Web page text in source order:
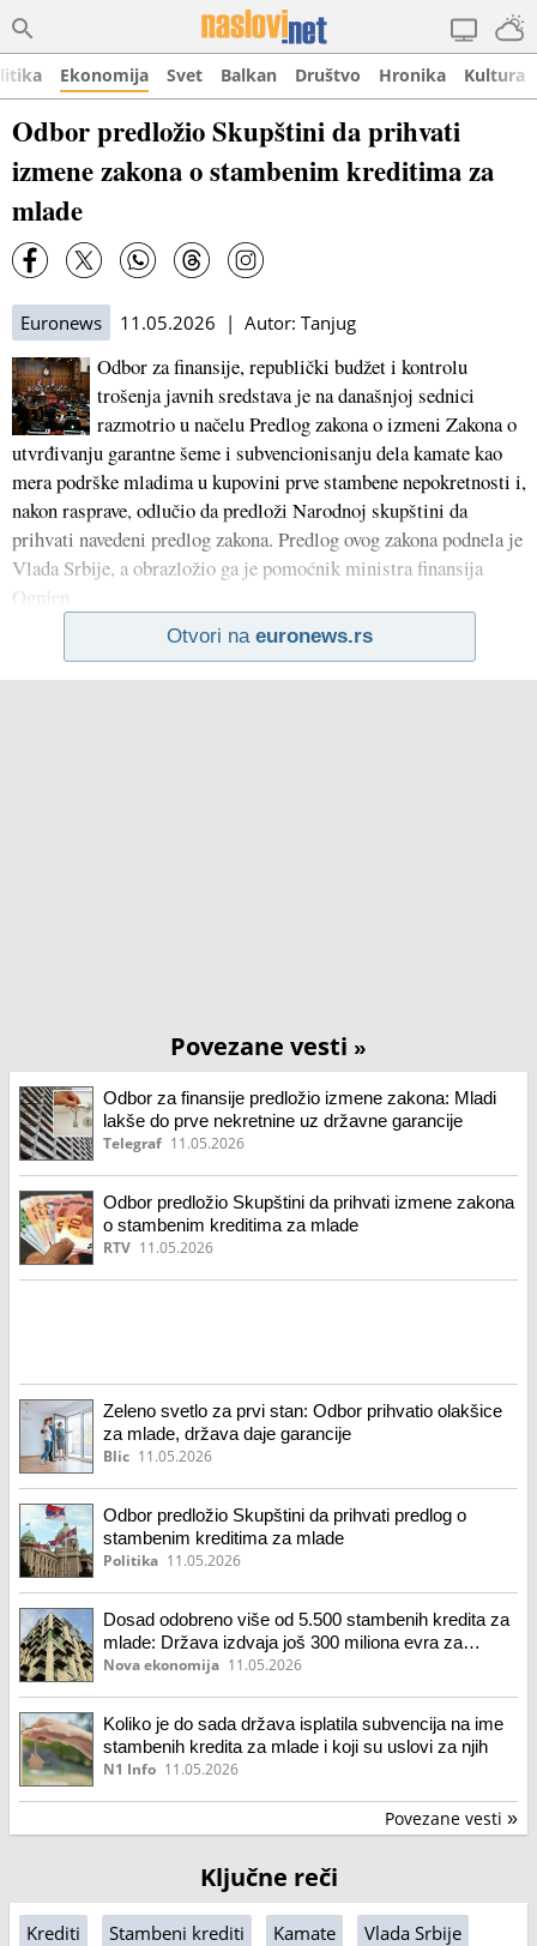
Ekonomija Svet Balkan Društvo Hronika Kultura
Odbor predložio Skupštini da prihvati
izmene zakona o stambenim kreditima za
mlade
Euronews 11.05.2026 | Autor: Tanjug
Odbor za finansije, republički budžet i kontrolu
trošenja javnih sredstava je na današnjoj sednici
razmotrio u načelu Predlog zakona o izmeni Zakona o
utvrđivanju garantne šeme i subvencionisanju dela kamate kao
mera podrške mladima u kupovini prve stambene nepokretnosti i,
nakon rasprave, odlučio da predloži Narodnoj skupštini da
prihvati navedeni predlog zakona. Predlog ovog zakona podnela je
Vlada Srbije, a obrazložio ga je pomoćnik ministra finansija
Ognjen
Otvori na euronews.rs
Povezane vesti »
Odbor za finansije predložio izmene zakona: Mladi
lakše do prve nekretnine uz državne garancije
Telegraf 11.05.2026
Odbor predložio Skupštini da prihvati izmene zakona
o stambenim kreditima za mlade
RTV 11.05.2026
Zeleno svetlo za prvi stan: Odbor prihvatio olakšice
za mlade, država daje garancije
Blic 11.05.2026
Odbor predložio Skupštini da prihvati predlog o
stambenim kreditima za mlade
Politika 11.05.2026
Dosad odobreno više od 5.500 stambenih kredita za
mlade: Država izdvaja još 300 miliona evra za
subvencionisanje
Nova ekonomija 11.05.2026
Koliko je do sada država isplatila subvencija na ime
stambenih kredita za mlade i koji su uslovi za njih
N1 Info 11.05.2026
Povezane vesti »
Ključne reči
Krediti Stambeni krediti Kamate Vlada Srbije